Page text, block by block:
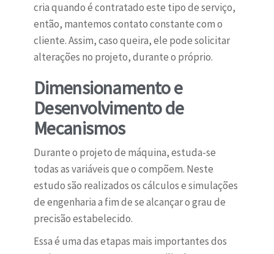
cria quando é contratado este tipo de serviço,
então, mantemos contato constante com o
cliente. Assim, caso queira, ele pode solicitar
alterações no projeto, durante o próprio.
Dimensionamento e
Desenvolvimento de
Mecanismos
Durante o projeto de máquina, estuda-se
todas as variáveis que o compõem. Neste
estudo são realizados os cálculos e simulações
de engenharia a fim de se alcançar o grau de
precisão estabelecido.
Essa é uma das etapas mais importantes dos